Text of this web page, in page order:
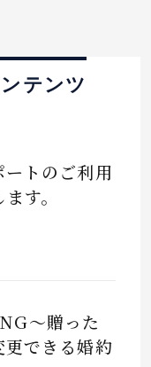
テンツ
ートのご利用
す。
～贈った
できる婚約